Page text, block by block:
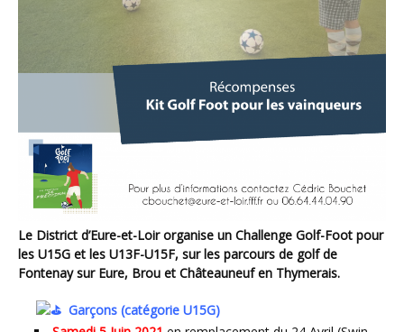
Le District d’Eure-et-Loir organise un Challenge Golf-Foot pour
les U15G et les U13F-U15F, sur les parcours de golf de
Fontenay sur Eure, Brou et Châteauneuf en Thymerais.
Garçons (catégorie U15G)